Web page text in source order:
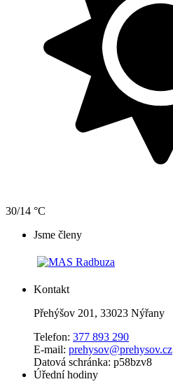
30/14 °C
Jsme členy
Kontakt
Přehýšov 201, 33023 Nýřany
Telefon: 377 893 290
E-mail: prehysov@prehysov.cz
Datová schránka: p58bzv8
Úřední hodiny